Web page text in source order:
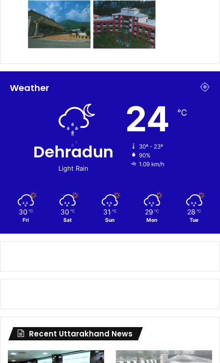
Weather
Dehradun
Light Rain
24 ℃
30º - 23º
90%
1.09 km/h
30 ℃
Fri
30 ℃
Sat
31 ℃
Sun
29 ℃
Mon
28 ℃
Tue
Recent Uttarakhand News